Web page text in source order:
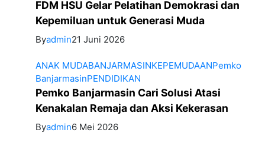
FDM HSU Gelar Pelatihan Demokrasi dan
Kepemiluan untuk Generasi Muda
Byadmin21 Juni 2026
ANAK MUDABANJARMASINKEPEMUDAANPemko
BanjarmasinPENDIDIKAN
Pemko Banjarmasin Cari Solusi Atasi
Kenakalan Remaja dan Aksi Kekerasan
Byadmin6 Mei 2026